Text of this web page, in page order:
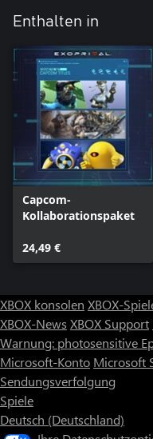
Enthalten in
Capcom-
Kollaborationspaket
24,49 €
XBOX konsolen XBOX-
XBOX-News XBOX Support
Warnung: photosensitive
Microsoft-Konto Microsoft
Sendungsverfolgung
Spiele
Deutsch (Deutschland)